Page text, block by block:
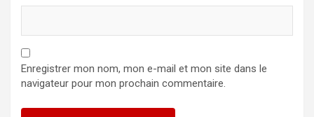
Enregistrer mon nom, mon e-mail et mon site dans le
navigateur pour mon prochain commentaire.